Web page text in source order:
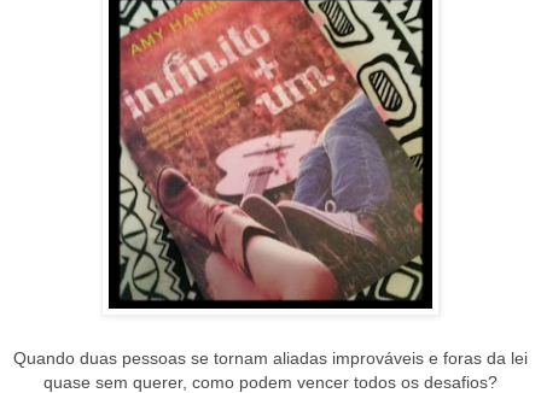
Quando duas pessoas se tornam aliadas improváveis e foras da lei
quase sem querer, como podem vencer todos os desafios?